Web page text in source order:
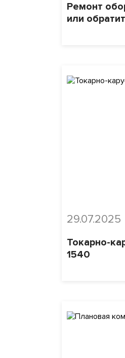
Ремонт
или
29.07.2025
Токарно-
1540